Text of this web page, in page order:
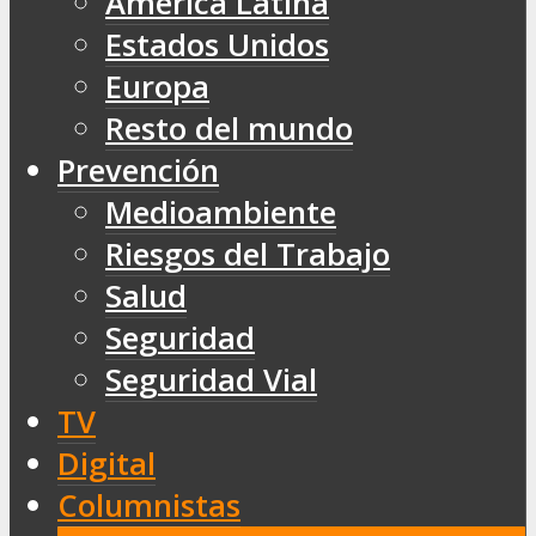
Estados Unidos
Europa
Resto del mundo
Prevención
Medioambiente
Riesgos del Trabajo
Salud
Seguridad
Seguridad Vial
TV
Digital
Columnistas